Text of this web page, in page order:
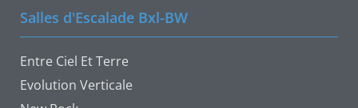
Salles d'Escalade Bxl-BW
Entre Ciel Et Terre
Evolution Verticale